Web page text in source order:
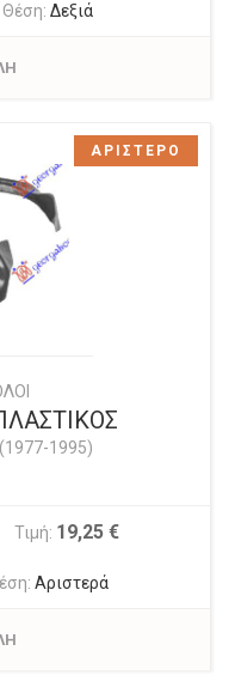
Θέση:Δεξιά
1995)
Τιμή: 19,25 €
Αριστερά
ΑΡΙΣΤΕΡΟ